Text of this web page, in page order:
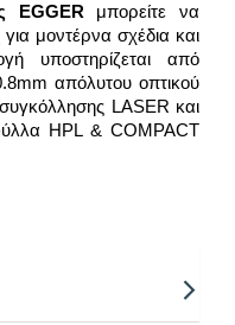
EGGER μπορείτε να
μοντέρνα σχέδια και
υποστηρίζεται από
απόλυτου οπτικού
LASER και
HPL & COMPACT